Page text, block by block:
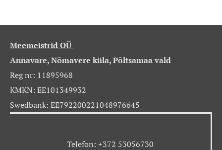
Meemeistrid OÜ
Annavare, Nõmavere küla, Põltsamaa vald
Reg nr: 11895968
KMKN: EE101349932
Swedbank: EE792200221048976645
Telefon: +372 53056730